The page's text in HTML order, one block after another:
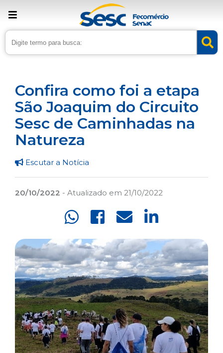
› Home › Noticias
Confira como foi a etapa
São Joaquim do Circuito
Sesc de Caminhadas na
Natureza
Escutar a Notícia
20/10/2022 - Atualizado em 21/10/2022